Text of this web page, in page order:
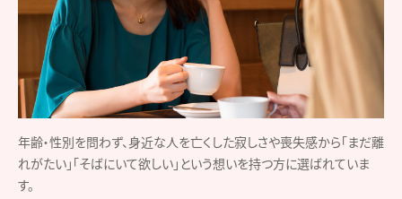
年齢・性別を問わず、身近な人を亡くした寂しさや喪失感から「まだ離
れがたい」「そばにいて欲しい」という想いを持つ方に選ばれていま
す。